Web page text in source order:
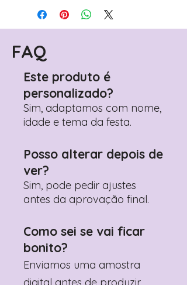
Avance para a página de checkout
(próximo passo após o carrinho)
Encontre o campo de "Notas do
Pedido"
Adicione ali todos os detalhes de
Prefere fazer seu pedido pelo
WhatsApp? Clique aqui para nos
contactar: +351 960 119 353
FAQ
Este produto é
personalizado?
Sim, adaptamos com nome,
idade e tema da festa.
Posso alterar depois de
ver?
Sim, pode pedir ajustes
antes da aprovação final.
Como sei se vai ficar
bonito?
Enviamos uma amostra